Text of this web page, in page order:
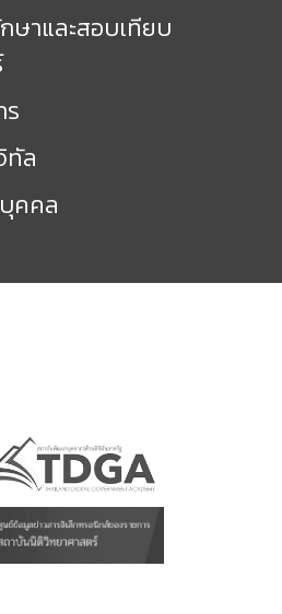
าและสอบเทียบ
ล
คคล